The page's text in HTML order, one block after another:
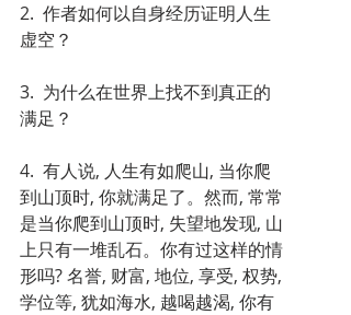
2.  作者如何以自身经历证明人生
虚空？
3.  为什么在世界上找不到真正的
满足？
4.  有人说, 人生有如爬山, 当你爬
到山顶时, 你就满足了。然而, 常常
是当你爬到山顶时, 失望地发现, 山
上只有一堆乱石。你有过这样的情
形吗? 名誉, 财富, 地位, 享受, 权势,
学位等, 犹如海水, 越喝越渴, 你有